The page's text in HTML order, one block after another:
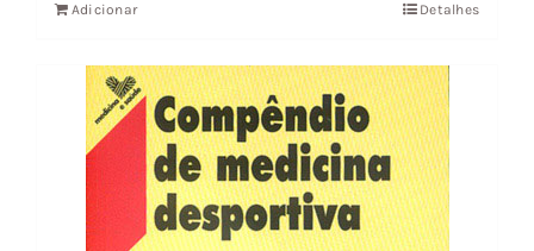
era:
Adicionar Detalhes